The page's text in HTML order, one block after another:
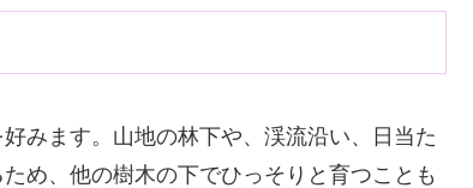
みます。山地の林下や、渓流沿い、日当た
め、他の樹木の下でひっそりと育つことも